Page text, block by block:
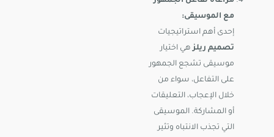
مع الموسيقى:
إحدى أهم استراتيجيات
تصميم ريلزهي اختيار
موسيقى تشجع الجمهور
على التفاعل، سواء من
خلال الإعجاب، التعليقات
أو المشاركة. الموسيقى
التي تجذب الانتباه وتثير